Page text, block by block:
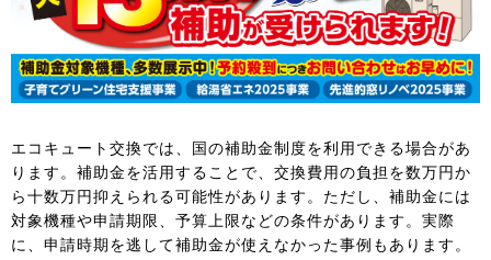
エコキュート交換では、国の補助金制度を利用できる場合があ
ります。補助金を活用することで、交換費用の負担を数万円か
ら十数万円抑えられる可能性があります。ただし、補助金には
対象機種や申請期限、予算上限などの条件があります。実際
に、申請時期を逃して補助金が使えなかった事例もあります。